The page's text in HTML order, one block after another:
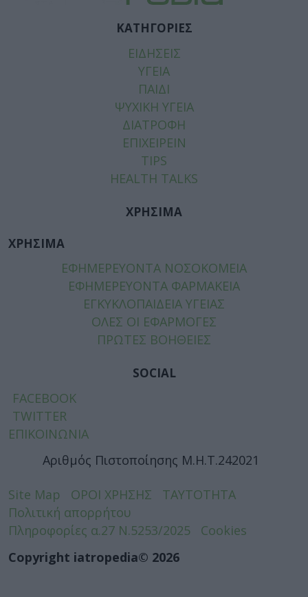
ΚΑΤΗΓΟΡΙΕΣ
ΕΙΔΗΣΕΙΣ
ΥΓΕΙΑ
ΠΑΙΔΙ
ΨΥΧΙΚΗ ΥΓΕΙΑ
ΔΙΑΤΡΟΦΗ
ΕΠΙΧΕΙΡΕΙΝ
TIPS
HEALTH TALKS
ΧΡΗΣΙΜΑ
ΧΡΗΣΙΜΑ
ΕΦΗΜΕΡΕΥΟΝΤΑ ΝΟΣΟΚΟΜΕΙΑ
ΕΦΗΜΕΡΕΥΟΝΤΑ ΦΑΡΜΑΚΕΙΑ
ΕΓΚΥΚΛΟΠΑΙΔΕΙΑ ΥΓΕΙΑΣ
ΟΛΕΣ ΟΙ ΕΦΑΡΜΟΓΕΣ
ΠΡΩΤΕΣ ΒΟΗΘΕΙΕΣ
SOCIAL
FACEBOOK
TWITTER
ΕΠΙΚΟΙΝΩΝΙΑ
Αριθμός Πιστοποίησης Μ.Η.Τ.242021
Site Map ΟΡΟΙ ΧΡΗΣΗΣ
ΤΑΥΤΟΤΗΤΑ
Πολιτική απορρήτου
Πληροφορίες α.27 Ν.5253/2025
Cookies
Copyright iatropedia© 2026